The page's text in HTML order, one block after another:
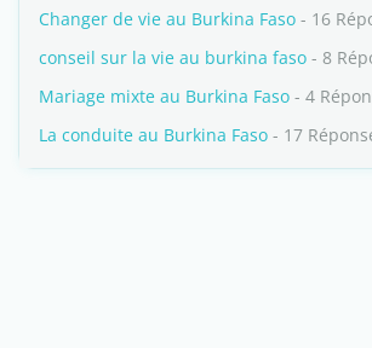
Changer de vie au Burkina Faso - 16
conseil sur la vie au burkina faso - 8
Mariage mixte au Burkina Faso - 4
La conduite au Burkina Faso - 17